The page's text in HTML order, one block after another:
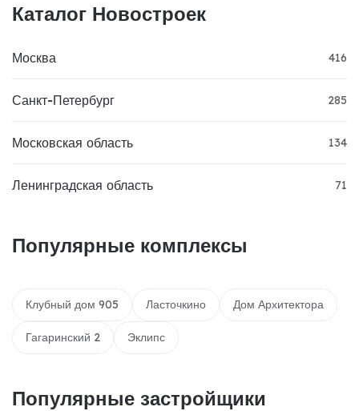
Каталог Новостроек
Москва 416
Санкт-Петербург 285
Московская область 134
Ленинградская область 71
Популярные комплексы
Клубный дом 905 Ласточкино Дом Архитектора
Гагаринский 2 Эклипс
Популярные застройщики